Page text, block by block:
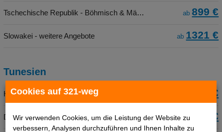
Cookies auf 321-weg
Wir verwenden Cookies, um die Leistung der Website zu
verbessern, Analysen durchzuführen und Ihnen Inhalte zu
Tschechische Republik - Böhmisch & Mähren ab 899 €
Slowakei - weitere Angebote ab 1321 €
Tunesien
Hammamet 431 €
Djerba ab 444 €